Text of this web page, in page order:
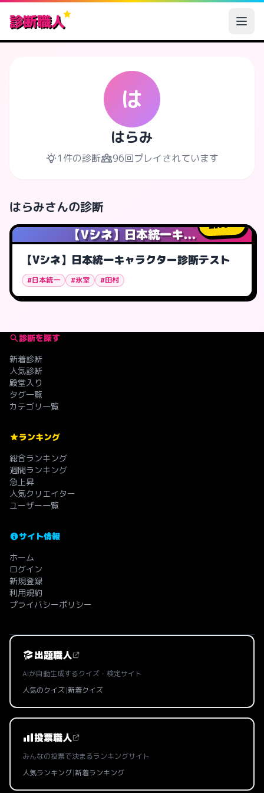
診断職人
は
はらみ
1件の診断 96回プレイされています
はらみさんの診断
【Vシネ】日本統一キ...
96人
【Vシネ】日本統一キャラクター診断テスト
#日本統一 #氷室 #田村
診断を探す
新着診断
人気診断
殿堂入り
タグ一覧
カテゴリ一覧
ランキング
総合ランキング
週間ランキング
急上昇
人気クリエイター
ユーザー一覧
サイト情報
ホーム
ログイン
新規登録
利用規約
プライバシーポリシー
出題職人
AIが自動生成するクイズ・検定サイト
人気のクイズ|新着クイズ
投票職人
みんなの投票で決まるランキングサイト
人気ランキング|新着ランキング